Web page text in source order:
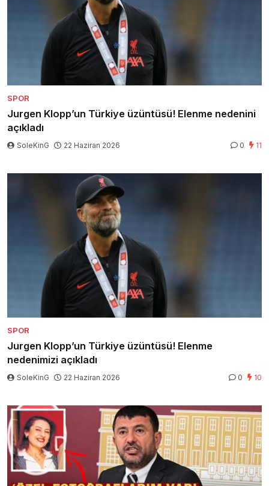
SPOR
Jurgen Klopp’un Türkiye üzüntüsü! Elenme nedenini
açıkladı
SoleKinG 22 Haziran 2026 0 11
SPOR
Jurgen Klopp’un Türkiye üzüntüsü! Elenme
nedenimizi açıkladı
SoleKinG 22 Haziran 2026 0 10